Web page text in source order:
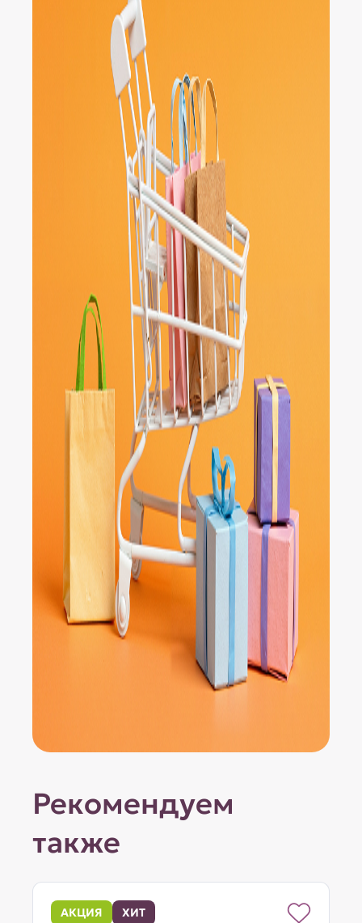
Рекомендуем
также
АКЦИЯ ХИТ